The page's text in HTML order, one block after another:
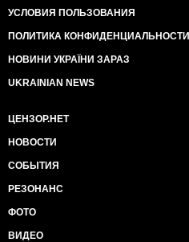
УСЛОВИЯ ПОЛЬЗОВАНИЯ
ПОЛИТИКА КОНФИДЕНЦИАЛЬНОСТИ
НОВИНИ УКРАЇНИ ЗАРАЗ
UKRAINIAN NEWS
ЦЕНЗОР.НЕТ
НОВОСТИ
СОБЫТИЯ
РЕЗОНАНС
ФОТО
ВИДЕО